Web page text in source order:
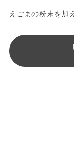
えごまの粉末を加